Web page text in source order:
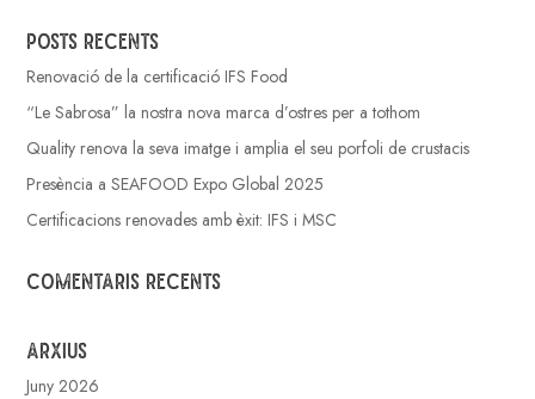
Posts recents
Renovació de la certificació IFS Food
“Le Sabrosa” la nostra nova marca d’ostres per a tothom
Quality renova la seva imatge i amplia el seu porfoli de crustacis
Presència a SEAFOOD Expo Global 2025
Certificacions renovades amb èxit: IFS i MSC
Comentaris recents
Arxius
Juny 2026